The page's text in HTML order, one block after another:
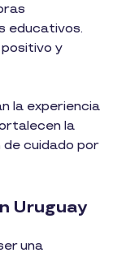
educativos.
y
la experiencia
la
cuidado por
Uruguay
una